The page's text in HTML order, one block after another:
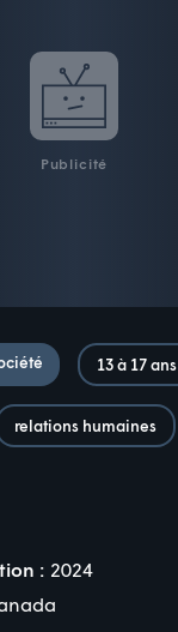
Publicité
13 à 17 ans
relations humaines
: 2024